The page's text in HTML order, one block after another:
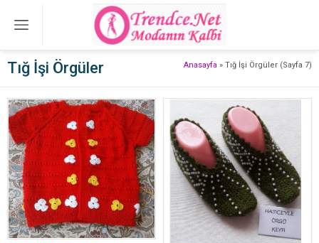
Anasayfa » Tığ İşi Örgüler (Sayfa 7)
Tığ İşi Örgüler